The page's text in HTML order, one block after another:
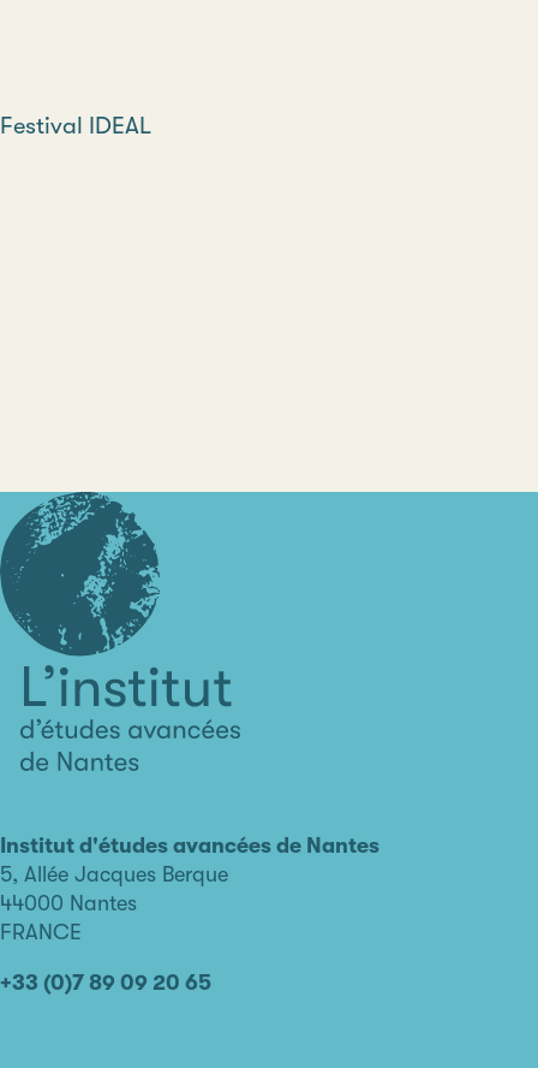
Festival IDEAL
avancées
de
Nantes
Institut d'études avancées de Nantes
5, Allée Jacques Berque
44000 Nantes
FRANCE
+33 (0)7 89 09 20 65